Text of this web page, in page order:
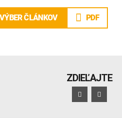
VÝBER ČLÁNKOV PDF
ZDIEĽAJTE